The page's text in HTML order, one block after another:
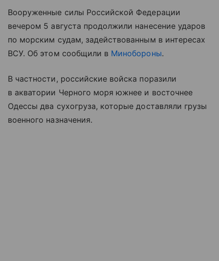
Вооруженные силы Российской Федерации
вечером 5 августа продолжили нанесение ударов
по морским судам, задействованным в интересах
ВСУ. Об этом сообщили в Минобороны.
В частности, российские войска поразили
в акватории Черного моря южнее и восточнее
Одессы два сухогруза, которые доставляли грузы
военного назначения.